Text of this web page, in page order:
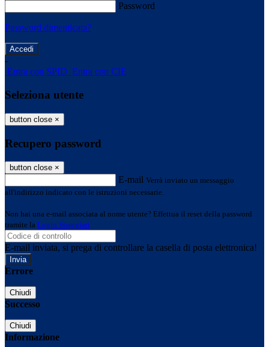
Password
Password dimenticata?
-
Entra con SPID Entra con CIE
Seleziona utente
button close ×
Recupero password
button close ×
E-mail Verrà inviato un messaggio
all'indirizzo indicato con le istruzioni necessarie.
Non hai una e-mail associata al nome utente? Effettua il reset della password
tramite la Login Spaggiari
E-mail inviata, si prega di controllare la casella di posta elettronica!
Errore
Chiudi
Successo
Chiudi
Informazione